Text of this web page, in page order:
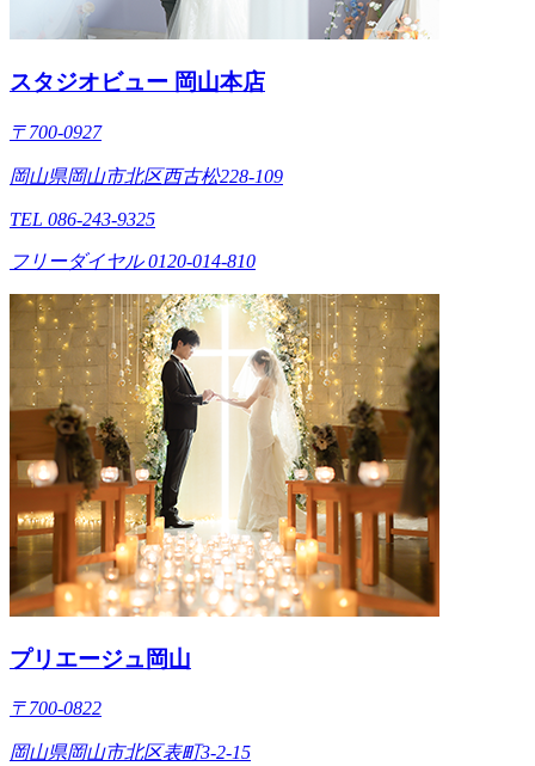
スタジオビュー 岡山本店
〒700-0927
岡山県岡山市北区西古松228-109
TEL 086-243-9325
フリーダイヤル 0120-014-810
プリエージュ岡山
〒700-0822
岡山県岡山市北区表町3-2-15